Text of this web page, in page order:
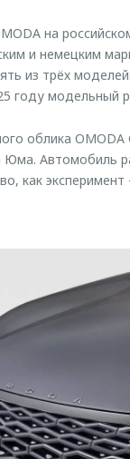
на
и немецким
из трёх
году модельный
облика
Автомобиль
как